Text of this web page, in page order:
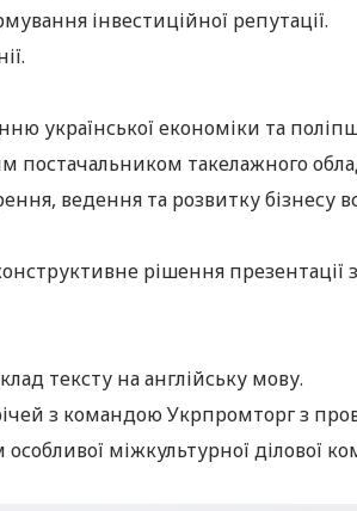
інвестиційної репутації.
української економіки та
такелажного
ведення та розвитку бізнесу
рішення презентації
тексту на англійську мову.
з командою Укрпромторг з
міжкультурної ділової